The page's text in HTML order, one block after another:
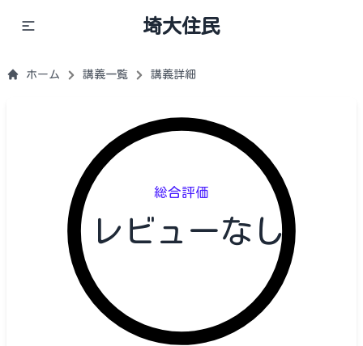
埼大住民
ホーム 講義一覧 講義詳細
総合評価
レビューなし